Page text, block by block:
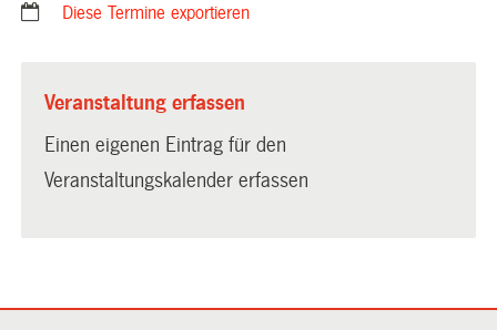
Diese Termine exportieren
Veranstaltung erfassen
Einen eigenen Eintrag für den
Veranstaltungskalender erfassen